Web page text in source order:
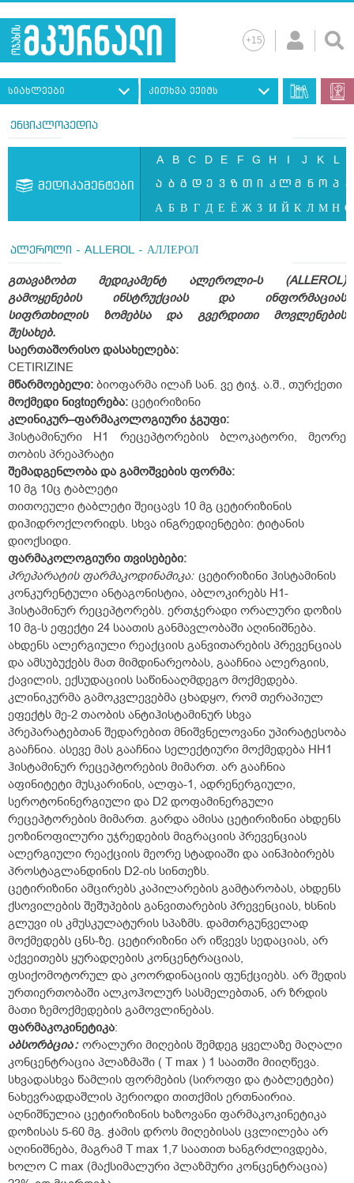
სიახლეები კითხვა ექიმს
ენციკლოპედია
მედიკამენტები
A B C D E F G H I J K L
ა ბ გ დ ე ვ ზ თ ი კ ლ მ ნ ო პ ჟ
А Б В Г Д Е Ё Ж З И Й К Л М Н О
ალეროლი - ALLEROL - АЛЛЕРОЛ
გთავაზობთ მედიკამენტ ალეროლი-ს (ALLEROL)
გამოყენების ინსტრუქციას და ინფორმაციას
სიფრთხილის ზომებსა და გვერდითი მოვლენების
შესახებ.
საერთაშორისო დასახელება:
CETIRIZINE
მწარმოებელი: ბიოფარმა ილაჩ სან. ვე ტიჯ. ა.შ., თურქეთი
მოქმედი ნივtიერება: ცეტირიზინი
კლინიკურ–ფარმაკოლოგიური ჯგუფი:
ჰისტამინური H1
რეცეპტორების ბლოკატორი, მეორე
თობის პრეაპრატი
შემადგენლობა და გამოშვების ფორმა:
10 მგ 10ც ტაბლეტი
თითოეული ტაბლეტი შეიცავს 10 მგ ცეტირიზინის
დიჰიდროქლორიდს. სხვა ინგრედიენტები: ტიტანის
დიოქსიდი.
ფარმაკოლოგიური თვისებები:
პრეპარატის ფარმაკოდინამიკა: ცეტირიზინი ჰისტამინის
კონკურენტული ანტაგონისტია, აბლოკირებს H1-
ჰისტამინურ რეცეპტორებს. ერთჯერადი ორალური დოზის
10 მგ-ს ეფექტი 24 საათის განმავლობაში აღინიშნება.
ახდენს ალერგიული რეაქციის განვითარების პრევენციას
და ამსუბუქებს მათ მიმდინარეობას, გააჩნია ალერგიის,
ქავილის, ექსუდაციის საწინააღმდეგო მოქმედება.
კლინიკურმა გამოკვლევებმა ცხადყო, რომ თერაპიულ
ეფექტს მე-2 თაობის ანტიჰისტამინურ სხვა
პრეპარატებთან შედარებით მნიშვნელოვანი უპირატესობა
გააჩნია. ასევე მას გააჩნია სელექტიური მოქმედება HH1
ჰისტამინურ რეცეპტორების მიმართ. არ გააჩნია
აფინიტეტი მუსკარინის, ალფა-1, ადრენერგიული,
სეროტონინერგიული და D2 დოფამინერგული
რეცეპტორების მიმართ. გარდა ამისა ცეტირიზინი ახდენს
ეოზინოფილური უჯრედების მიგრაციის პრევენციას
ალერგიული რეაქციის მეორე სტადიაში და აინჰიბირებს
პროსტაგლანდინის D2-ის სინთეზს.
ცეტირიზინი ამცირებს კაპილარების გამტარობას, ახდენს
ქსოვილების შეშუპების განვითარების პრევენციას, ხსნის
გლუვი ის კმუსკულატურის სპაზმს. დამთრგუნველად
მოქმედებს ცნს-ზე. ცეტირიზინი არ იწვევს სედაციას, არ
აქვეითებს ყურადღების კონცენტრაციას,
ფსიქომოტორულ და კოორდინაციის ფუნქციებს. არ შედის
ურთიერთობაში ალკოჰოლურ სასმელებთან, არ ზრდის
მათი ზემოქმედების გამოვლინებას.
ფარმაკოკინეტიკა:
აბსორბცია: ორალური მიღების შემდეგ ყველაზე მაღალი
კონცენტრაცია პლაზმაში ( T max ) 1 საათში მიიღწევა.
სხვადასხვა წამლის ფორმების (სიროფი და ტაბლეტები)
ნახევრადდაშლის პერიოდი თითქმის ერთნაირია.
აღნიშნულია ცეტირიზინის ხაზოვანი ფარმაკოკინეტიკა
დოზისას 5-60 მგ. ჭამის დროს მიღებისას ცვლილება არ
აღინიშნება, მაგრამ T max 1,7 საათით ხანგრძლივდება,
ხოლო C max (მაქსიმალური პლაზმური კონცენტრაცია)